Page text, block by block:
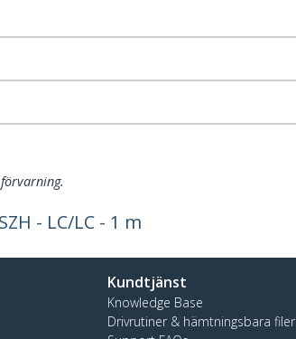
- LC/LC - 1 m
Kundtjänst
Knowledge Base
Drivrutiner & hämtningsbara filer